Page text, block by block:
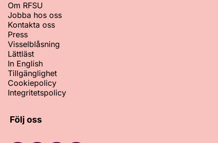
Om RFSU
Jobba hos oss
Kontakta oss
Press
Visselblåsning
Lättläst
In English
Tillgänglighet
Cookiepolicy
Integritetspolicy
Följ oss